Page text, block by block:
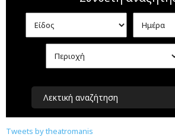
Λεκτική αναζήτηση
Tweets by theatromanis